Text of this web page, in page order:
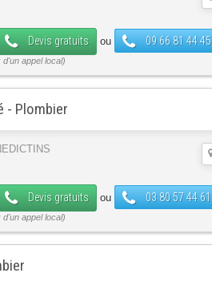
Devis gratuits ou 09 66 81 44 45
- Plombier
Devis gratuits ou 03 80 57 44 61